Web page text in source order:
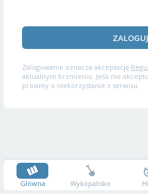
Zalogowanie oznacza akceptację
aktualnym brzmieniu. Jeśli nie
prosimy o niekorzystanie z serwisu.
Główna Wykopalisko